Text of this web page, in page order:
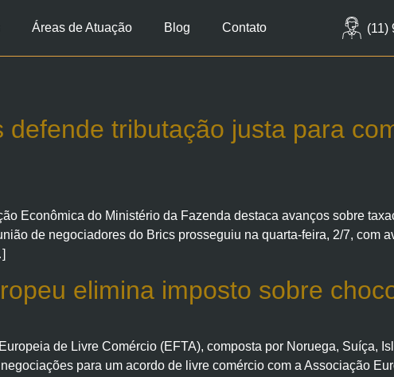
Áreas de Atuação Blog Contato (11)
tributação justa para
Econômica do Ministério da Fazenda destaca avanços sobre
de negociadores do Brics prosseguiu na quarta-feira, 2/7, com
elimina imposto sobre
de Livre Comércio (EFTA), composta por Noruega, Suíça,
para um acordo de livre comércio com a Associação